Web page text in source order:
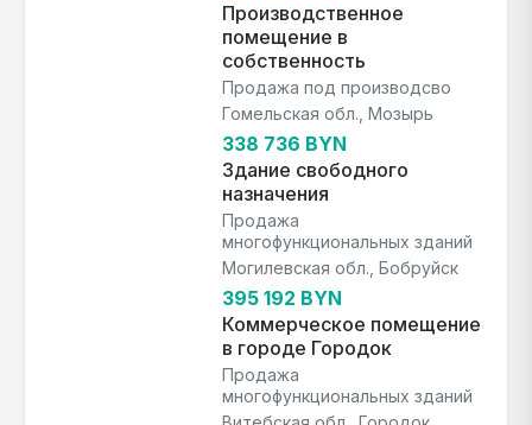
Производственное
помещение в
собственность
Продажа под производсво
Гомельская обл., Мозырь
338 736 BYN
Здание свободного
назначения
Продажа
многофункциональных зданий
Могилевская обл., Бобруйск
395 192 BYN
Коммерческое помещение
в городе Городок
Продажа
многофункциональных зданий